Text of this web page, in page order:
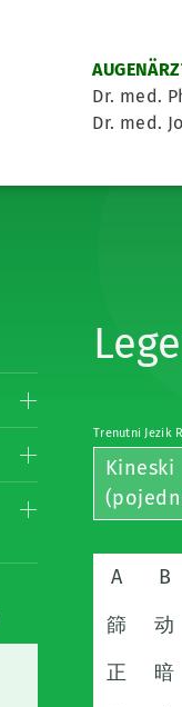
Dr. med.
Dr. med.
Trenutni Jezik
Kineski
A B
篩
动
正
暗